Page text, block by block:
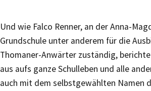
Und wie Falco Renner, an der Anna-
Grundschule unter anderem für die
Thomaner-Anwärter zuständig,
aus aufs ganze Schulleben und alle
auch mit dem selbstgewählten Namen